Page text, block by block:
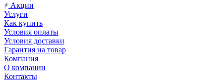
Акции
Услуги
Как купить
Условия оплаты
Условия доставки
Гарантия на товар
Компания
О компании
Контакты